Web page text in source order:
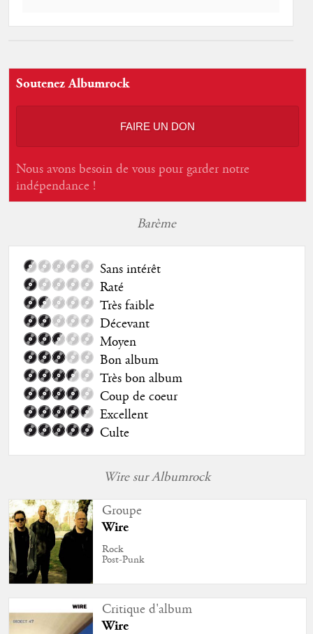
Soutenez Albumrock
FAIRE UN DON
Nous avons besoin de vous pour garder notre
indépendance !
Barème
Sans intérêt
Raté
Très faible
Décevant
Moyen
Bon album
Très bon album
Coup de coeur
Excellent
Culte
Wire sur Albumrock
Groupe
Wire
Rock
Post-Punk
Critique d'album
Wire